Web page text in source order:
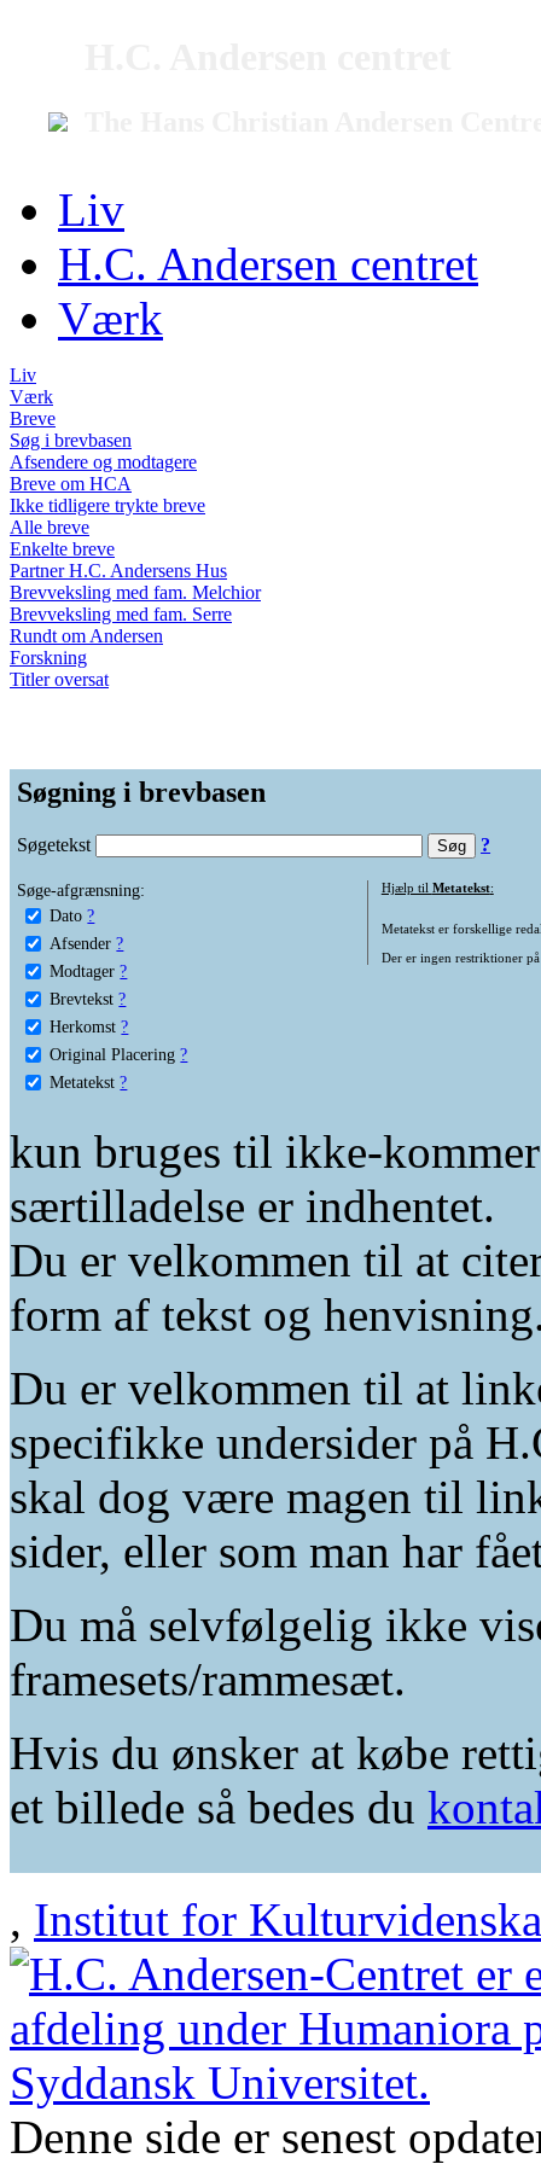
Liv
H.C. Andersen centret
Værk
Liv
Værk
Breve
Søg i brevbasen
Afsendere og modtagere
Breve om HCA
Ikke tidligere trykte breve
Alle breve
Enkelte breve
Partner H.C. Andersens Hus
Brevveksling med fam. Melchior
Brevveksling med fam. Serre
Rundt om Andersen
Forskning
Titler oversat
Søgning i brevbasen
Søgetekst ?
Søge-afgrænsning:
Dato ?
Afsender ?
Modtager ?
Brevtekst ?
Herkomst ?
Original Placering ?
Metatekst ?
Hjælp til Metatekst:
Metatekst er forskellige
Der er ingen restriktioner
kun bruges til ikke-
særtilladelse er indhentet.
Du er velkommen til at
form af tekst og
Du er velkommen til at
specifikke undersider på
skal dog være magen til
sider, eller som man har
Du må selvfølgelig ikke
framesets/rammesæt.
Hvis du ønsker at købe
et billede så bedes du
, Institut for
Denne side er senest